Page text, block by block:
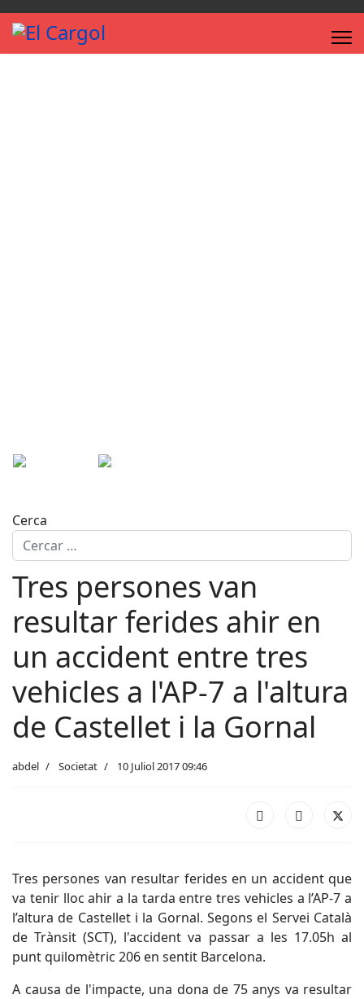
Cerca
Tres persones van
resultar ferides ahir en
un accident entre tres
vehicles a l'AP-7 a l'altura
de Castellet i la Gornal
abdel Societat 10 Juliol 2017 09:46
Tres persones van resultar ferides en un accident que
va tenir lloc ahir a la tarda entre tres vehicles a l’AP-7 a
l’altura de Castellet i la Gornal. Segons el Servei Català
de Trànsit (SCT), l'accident va passar a les 17.05h al
punt quilomètric 206 en sentit Barcelona.
A causa de l'impacte, una dona de 75 anys va resultar